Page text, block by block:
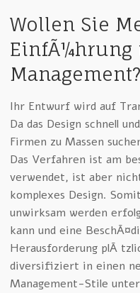
Wollen Sie
EinfÃ¼hrung
Management?
Ihr Entwurf wird auf
Da das Design schnell
Firmen zu Massen
Das Verfahren ist am
verwendet, ist aber
komplexes Design.
unwirksam werden
kann und eine
Herausforderung
diversifiziert in einen
Management-Stile